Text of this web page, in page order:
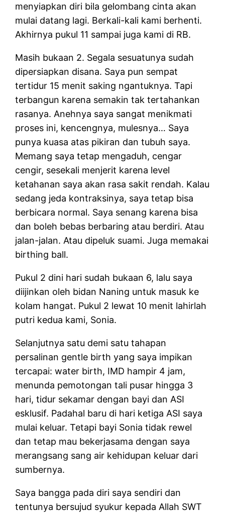
menyiapkan diri bila gelombang cinta akan
mulai datang lagi. Berkali-kali kami berhenti.
Akhirnya pukul 11 sampai juga kami di RB.
Masih bukaan 2. Segala sesuatunya sudah
dipersiapkan disana. Saya pun sempat
tertidur 15 menit saking ngantuknya. Tapi
terbangun karena semakin tak tertahankan
rasanya. Anehnya saya sangat menikmati
proses ini, kencengnya, mulesnya… Saya
punya kuasa atas pikiran dan tubuh saya.
Memang saya tetap mengaduh, cengar
cengir, sesekali menjerit karena level
ketahanan saya akan rasa sakit rendah. Kalau
sedang jeda kontraksinya, saya tetap bisa
berbicara normal. Saya senang karena bisa
dan boleh bebas berbaring atau berdiri. Atau
jalan-jalan. Atau dipeluk suami. Juga memakai
birthing ball.
Pukul 2 dini hari sudah bukaan 6, lalu saya
diijinkan oleh bidan Naning untuk masuk ke
kolam hangat. Pukul 2 lewat 10 menit lahirlah
putri kedua kami, Sonia.
Selanjutnya satu demi satu tahapan
persalinan gentle birth yang saya impikan
tercapai: water birth, IMD hampir 4 jam,
menunda pemotongan tali pusar hingga 3
hari, tidur sekamar dengan bayi dan ASI
esklusif. Padahal baru di hari ketiga ASI saya
mulai keluar. Tetapi bayi Sonia tidak rewel
dan tetap mau bekerjasama dengan saya
merangsang sang air kehidupan keluar dari
sumbernya.
Saya bangga pada diri saya sendiri dan
tentunya bersujud syukur kepada Allah SWT